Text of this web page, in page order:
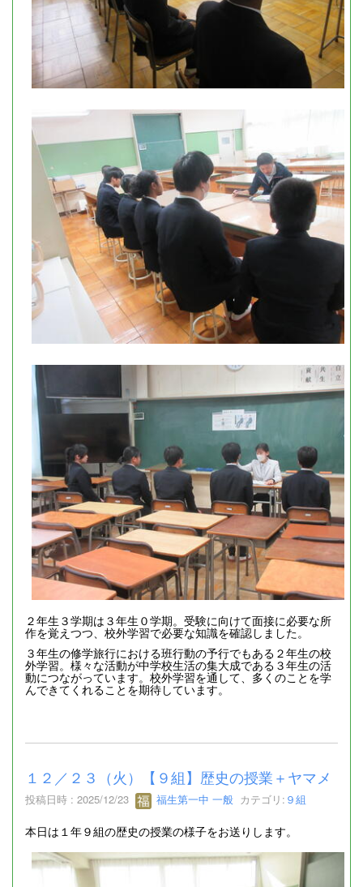
２年生３学期は３年生０学期。受験に向けて面接に必要な所
作を覚えつつ、校外学習で必要な知識を確認しました。
３年生の修学旅行における班行動の予行でもある２年生の校
外学習。様々な活動が中学校生活の集大成である３年生の活
動につながっています。校外学習を通して、多くのことを学
んできてくれることを期待しています。
１２／２３（火）【９組】歴史の授業＋ヤマメ
投稿日時 : 2025/12/23 福生第一中 一般 カテゴリ: ９組
本日は１年９組の歴史の授業の様子をお送りします。